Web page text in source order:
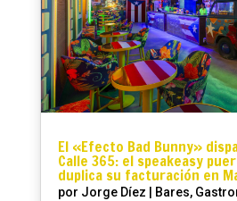
El «Efecto Bad Bunny»
Calle 365: el speakeasy
duplica su facturación en
por Jorge Díez Bares,